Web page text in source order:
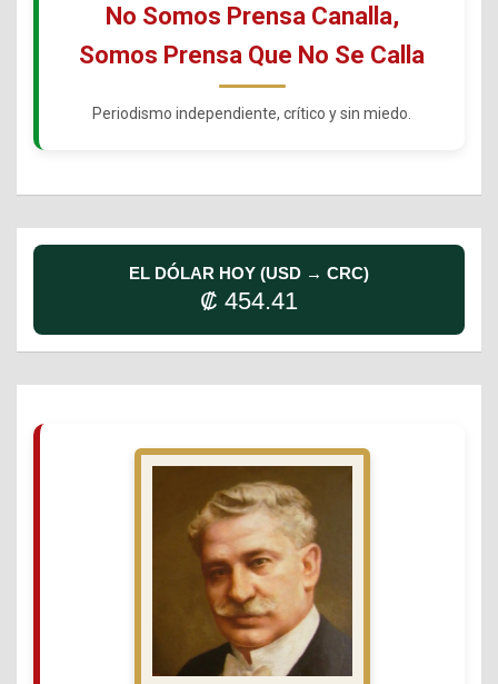
No Somos Prensa Canalla,
Somos Prensa Que No Se Calla
Periodismo independiente, crítico y sin miedo.
EL DÓLAR HOY (USD → CRC)
₡ 454.41